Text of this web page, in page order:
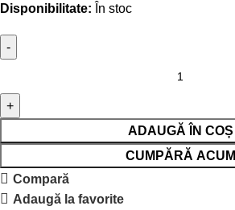
Disponibilitate: În stoc
ADAUGĂ ÎN COȘ
CUMPĂRĂ ACUM
Compară
Adaugă la favorite